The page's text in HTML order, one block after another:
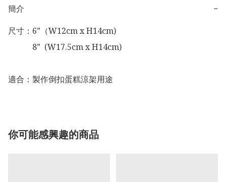
簡介
−
尺寸：6”（W12cm x H14cm)
適合：製作倒扣蛋糕涼架用途
你可能感興趣的商品